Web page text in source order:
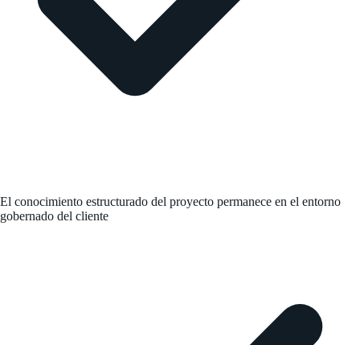
El conocimiento estructurado del proyecto permanece en el entorno
gobernado del cliente